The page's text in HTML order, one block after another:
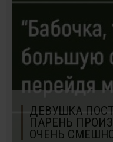
ДЕВУШКА
ПАРЕНЬ
ОЧЕНЬ